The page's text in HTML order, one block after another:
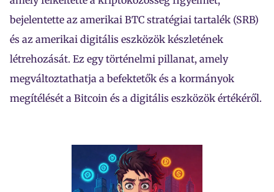
bejelentette az amerikai BTC stratégiai tartalék (SRB)
és az amerikai digitális eszközök készletének
létrehozását. Ez egy történelmi pillanat, amely
megváltoztathatja a befektetők és a kormányok
megítélését a Bitcoin és a digitális eszközök értékéről.